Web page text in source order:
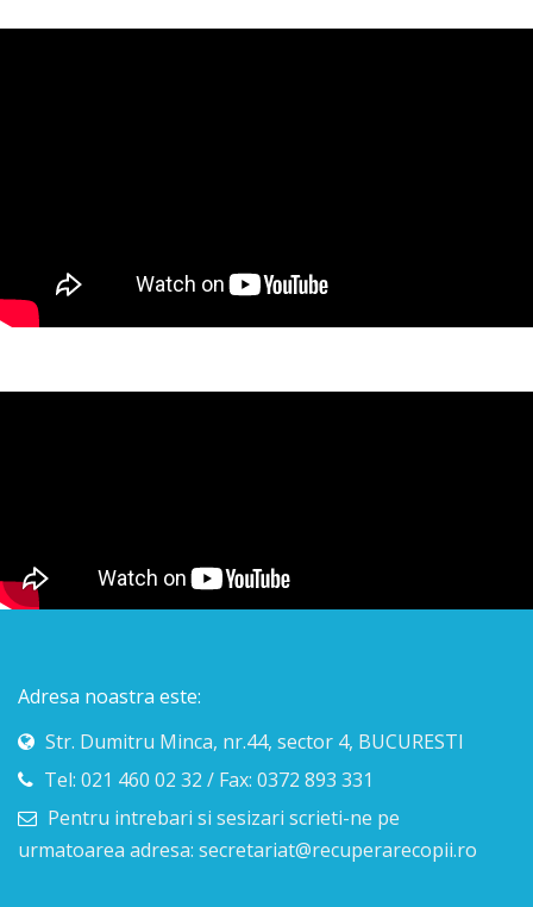
Adresa noastra este:
Str. Dumitru Minca, nr.44, sector 4, BUCURESTI
Tel: 021 460 02 32 / Fax: 0372 893 331
Pentru intrebari si sesizari scrieti-ne pe
urmatoarea adresa: secretariat@recuperarecopii.ro